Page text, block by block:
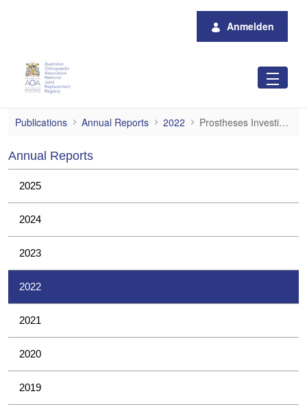
Anmelden
Prostheses Investigations
Publications Annual Reports 2022 Prostheses Investigations
Annual Reports
2025
2024
2023
2022
2021
2020
2019